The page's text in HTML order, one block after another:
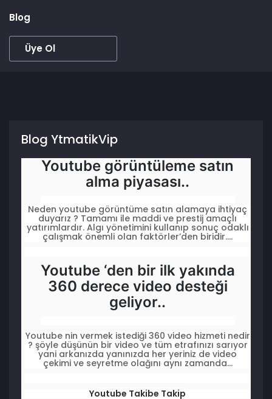
Blog
Üye Ol
Blog YtmatikVip
Youtube görüntüleme satın
alma piyasası..
Neden youtube görüntüme satın alamaya ihtiyaç
duyarız ? Tamamı ile maddi ve prestij amaçlı
yatırımlardır. Algı yönetimini kullanıp sonuç odaklı
çalışmak önemli olan faktörler’den biridir....
Youtube ‘den bir ilk yakında
360 derece video desteği
geliyor..
Youtube nin vermek istediği 360 video hizmeti nedir
? şöyle düşünün bir video ve tüm etrafınızı sarıyor
yani arkanızda yanınızda her yeriniz de video
çekimi ve seyretme olağını aynı zamanda...
Youtube Takibe Takip